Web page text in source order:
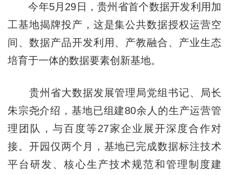
今年5月29日，贵州省首个数据开发利用加
工基地揭牌投产，这是集公共数据授权运营空
间、数据产品开发利用、产教融合、产业生态
培育于一体的数据要素创新基地。
贵州省大数据发展管理局党组书记、局长
朱宗尧介绍，基地已组建80余人的生产运营管
理团队，与百度等27家企业展开深度合作对
接。开园仅两个月，基地已完成数据标注技术
平台研发、核心生产技术规范和管理制度建